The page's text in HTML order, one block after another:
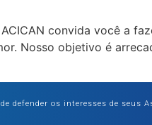
convida você a
Nosso objetivo é
os interesses de seus